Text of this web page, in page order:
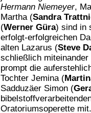
Hermann Niemeyer,
Martha (Sandra
(Werner Güra) sind in
erfolgt-erfolgreichen
alten Lazarus (Steve
schließlich
prompt die
Tochter Jemina (
Sadduzäer Simon (
Oratoriumsoperette